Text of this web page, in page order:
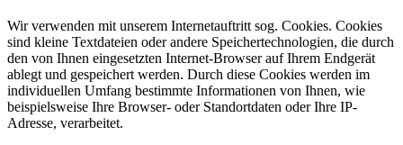
Wir verwenden mit unserem Internetauftritt sog. Cookies. Cookies
sind kleine Textdateien oder andere Speichertechnologien, die durch
den von Ihnen eingesetzten Internet-Browser auf Ihrem Endgerät
ablegt und gespeichert werden. Durch diese Cookies werden im
individuellen Umfang bestimmte Informationen von Ihnen, wie
beispielsweise Ihre Browser- oder Standortdaten oder Ihre IP-
Adresse, verarbeitet.